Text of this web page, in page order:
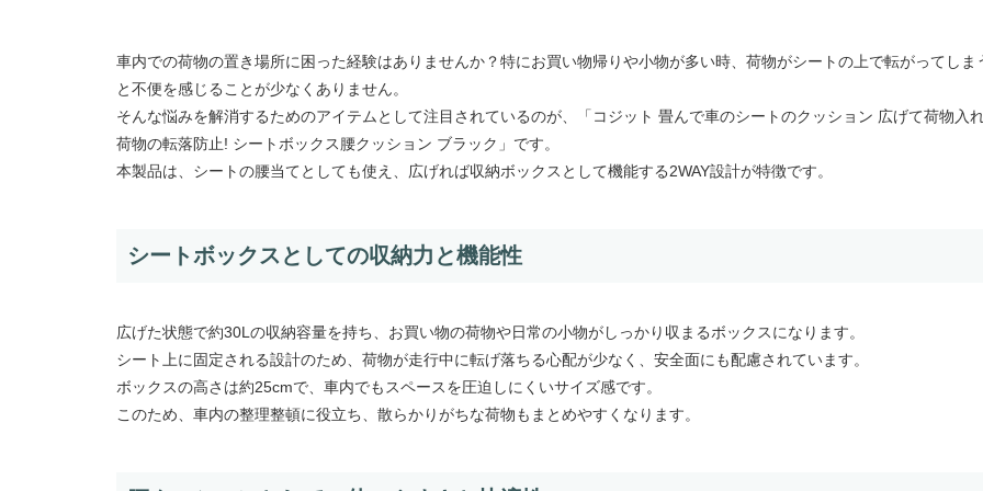
車内での荷物の置き場所に困った経験はありませんか？特にお買い物帰りや小物が多い時、荷物がシートの上で転がってしま
と不便を感じることが少なくありません。
そんな悩みを解消するためのアイテムとして注目されているのが、「コジット 畳んで車のシートのクッション 広げて荷物入
荷物の転落防止! シートボックス腰クッション ブラック」です。
本製品は、シートの腰当てとしても使え、広げれば収納ボックスとして機能する2WAY設計が特徴です。
シートボックスとしての収納力と機能性
広げた状態で約30Lの収納容量を持ち、お買い物の荷物や日常の小物がしっかり収まるボックスになります。
シート上に固定される設計のため、荷物が走行中に転げ落ちる心配が少なく、安全面にも配慮されています。
ボックスの高さは約25cmで、車内でもスペースを圧迫しにくいサイズ感です。
このため、車内の整理整頓に役立ち、散らかりがちな荷物もまとめやすくなります。